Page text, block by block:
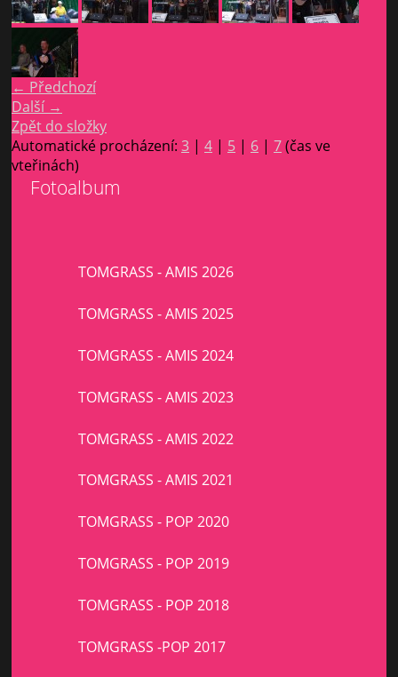
← Předchozí
Další →
Zpět do složky
Automatické procházení: 3 | 4 | 5 | 6 | 7(čas ve
vteřinách)
Fotoalbum
TOMGRASS - AMIS 2026
TOMGRASS - AMIS 2025
TOMGRASS - AMIS 2024
TOMGRASS - AMIS 2023
TOMGRASS - AMIS 2022
TOMGRASS - AMIS 2021
TOMGRASS - POP 2020
TOMGRASS - POP 2019
TOMGRASS - POP 2018
TOMGRASS -POP 2017